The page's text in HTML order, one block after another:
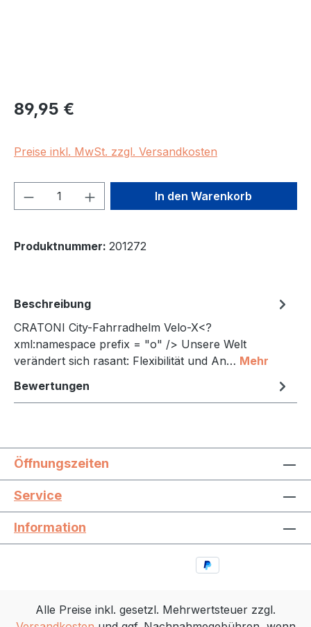
Regulärer Preis:
89,95 €
Preise inkl. MwSt. zzgl. Versandkosten
Produkt Anzahl: Gib denIn den Warenkorb
Produktnummer: 201272
Beschreibung
CRATONI City-Fahrradhelm Velo-X<?
xml:namespace prefix = "o" /> Unsere Welt
verändert sich rasant: Flexibilität und An… Mehr
Bewertungen
Öffnungszeiten
Service
Information
Alle Preise inkl. gesetzl. Mehrwertsteuer zzgl.